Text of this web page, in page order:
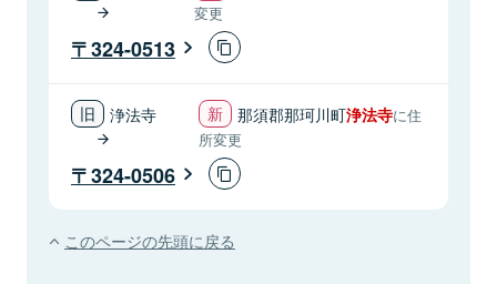
変更
324-0513
浄法寺 那須郡那珂川町浄法寺に住
所変更
324-0506
このページの先頭に戻る